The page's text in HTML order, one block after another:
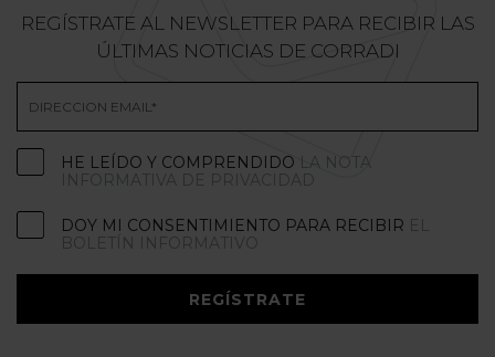
REGÍSTRATE AL NEWSLETTER PARA RECIBIR LAS
ÚLTIMAS NOTICIAS DE CORRADI
HE LEÍDO Y COMPRENDIDO LA NOTA
INFORMATIVA DE PRIVACIDAD
DOY MI CONSENTIMIENTO PARA RECIBIR EL
BOLETÍN INFORMATIVO
REGÍSTRATE